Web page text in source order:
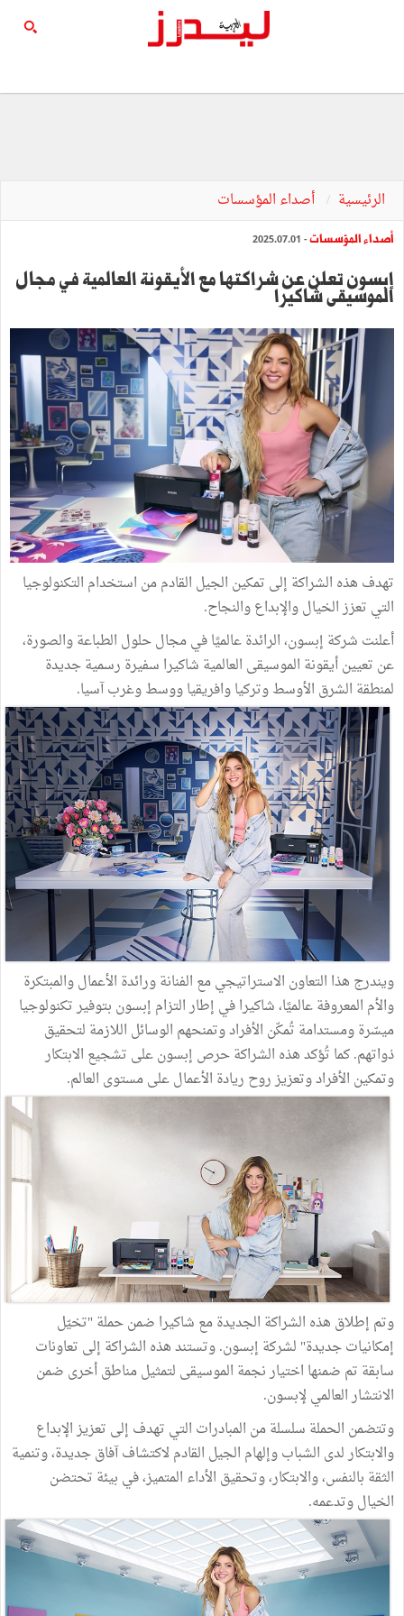
الرئيسية أصداء المؤسسات
أصداء المؤسسات- 2025.07.01
إبسون تعلن عن شراكتها مع الأيقونة العالمية في مجال
الموسيقى شاكيرا
تهدف هذه الشراكة إلى تمكين الجيل القادم من استخدام التكنولوجيا
التي تعزز الخيال والإبداع والنجاح.
أعلنت شركة إبسون، الرائدة عالميًا في مجال حلول الطباعة والصورة،
عن تعيين أيقونة الموسيقى العالمية شاكيرا سفيرة رسمية جديدة
لمنطقة الشرق الأوسط وتركيا وافريقيا ووسط وغرب آسيا.
ويندرج هذا التعاون الاستراتيجي مع الفنانة ورائدة الأعمال والمبتكرة
والأم المعروفة عالميًا، شاكيرا في إطار التزام إبسون بتوفير تكنولوجيا
ميسّرة ومستدامة تُمكّن الأفراد وتمنحهم الوسائل اللازمة لتحقيق
ذواتهم. كما تُؤكد هذه الشراكة حرص إبسون على تشجيع الابتكار
وتمكين الأفراد وتعزيز روح ريادة الأعمال على مستوى العالم.
وتم إطلاق هذه الشراكة الجديدة مع شاكيرا ضمن حملة "تخيّل
إمكانيات جديدة" لشركة إبسون. وتستند هذه الشراكة إلى تعاونات
سابقة تم ضمنها اختيار نجمة الموسيقى لتمثيل مناطق أخرى ضمن
الانتشار العالمي لإبسون.
وتتضمن الحملة سلسلة من المبادرات التي تهدف إلى تعزيز الإبداع
والابتكار لدى الشباب وإلهام الجيل القادم لاكتشاف آفاق جديدة، وتنمية
الثقة بالنفس، والابتكار، وتحقيق الأداء المتميز، في بيئة تحتضن
الخيال وتدعمه.